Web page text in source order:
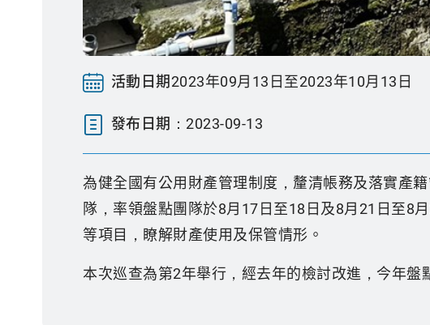
活動日期2023年09月13日至2023年10月13日
發布日期： 2023-09-13
為健全國有公用財產管理制度，釐清帳務及落實產
隊，率領盤點團隊於8月17日至18日及8月21日至8
等項目，瞭解財產使用及保管情形。
本次巡查為第2年舉行，經去年的檢討改進，今年